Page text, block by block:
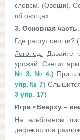
словом. (Овощи).
об овощах.
3. Основная часть.
Где растут овощи?
Логопед.
Давайте
урожай. Светит
№ 3, № 4.)
упр.№ 7)
3 упр. 17)
Игра «Вверху –
На альбомном
дефектолога